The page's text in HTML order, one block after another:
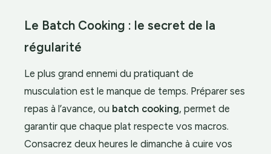
Le Batch Cooking : le secret de la
régularité
Le plus grand ennemi du pratiquant de
musculation est le manque de temps. Préparer ses
repas à l’avance, ou batch cooking, permet de
garantir que chaque plat respecte vos macros.
Consacrez deux heures le dimanche à cuire vos